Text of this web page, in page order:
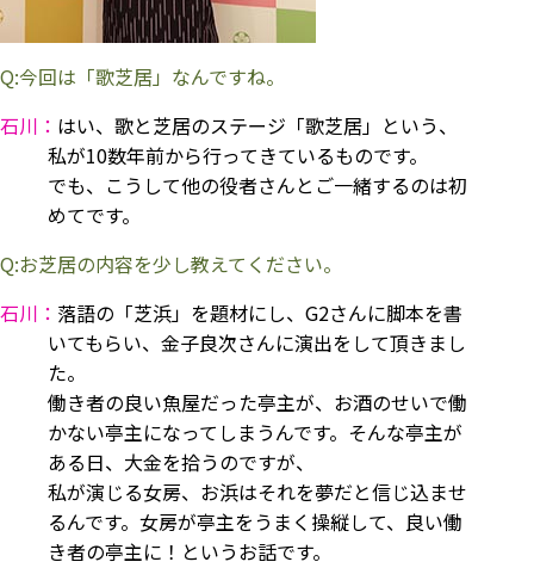
Q:今回は「歌芝居」なんですね。
石川： はい、歌と芝居のステージ「歌芝居」という、
私が10数年前から行ってきているものです。
でも、こうして他の役者さんとご一緒するのは初
めてです。
Q:お芝居の内容を少し教えてください。
石川： 落語の「芝浜」を題材にし、G2さんに脚本を書
いてもらい、金子良次さんに演出をして頂きまし
た。
働き者の良い魚屋だった亭主が、お酒のせいで働
かない亭主になってしまうんです。そんな亭主が
ある日、大金を拾うのですが、
私が演じる女房、お浜はそれを夢だと信じ込ませ
るんです。女房が亭主をうまく操縦して、良い働
き者の亭主に！というお話です。